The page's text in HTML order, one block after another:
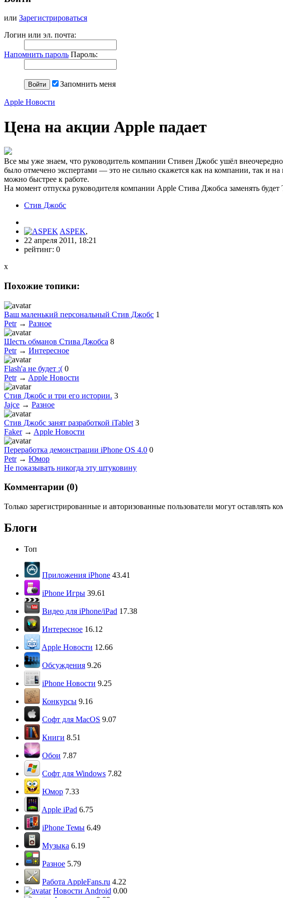
или Зарегистрироваться
Логин или эл. почта:
Напомнить пароль Пароль:
Запомнить меня
Apple Новости
Цена на акции Apple падает
Все мы уже знаем, что руководитель компании Стивен Джобс ушёл
было отмечено экспертами — это не сильно скажется как на компании, так и
можно быстрее к работе.
На момент отпуска руководителя компании Apple Стива Джобса заменять
Стив Джобс
ASPEK,
22 апреля 2011, 18:21
рейтинг: 0
x
Похожие топики:
Ваш маленький персональный Стив Джобс 1
Petr→ Разное
Шесть обманов Стива Джобса 8
Petr→ Интересное
Flash'а не будет :( 0
Petr→ Apple Новости
Стив Джобс и три его истории. 3
Jajce → Разное
Стив Джобс занят разработкой iTablet 3
Faker→ Apple Новости
Переработка демонстрации iPhone OS 4.0 0
Petr→ Юмор
Не показывать никогда эту штуковину
Комментарии (0)
Только зарегистрированные и авторизованные пользователи могут оставлять
Блоги
Топ
Приложения iPhone 43.41
iPhone Игры 39.61
Видео для iPhone/iPad 17.38
Интересное 16.12
Apple Новости 12.66
Обсуждения 9.26
iPhone Новости 9.25
Конкурсы 9.16
Софт для MacOS 9.07
Книги 8.51
Обои 7.87
Софт для Windows 7.82
Юмор 7.33
Apple iPad 6.75
iPhone Темы 6.49
Музыка 6.19
Разное 5.79
Работа AppleFans.ru 4.22
Новости Android 0.00